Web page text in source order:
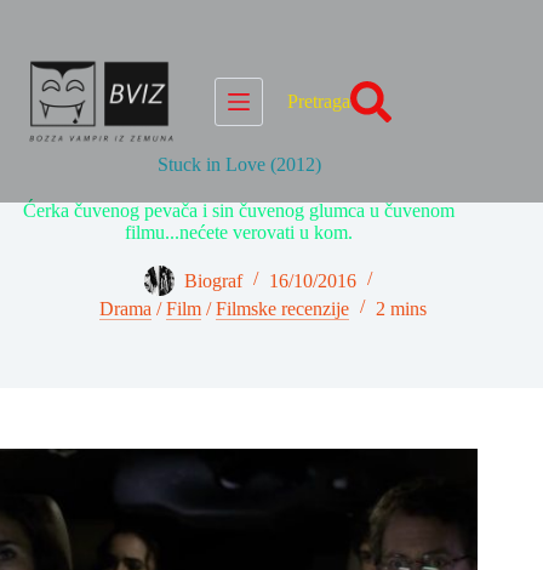
Pretraga
Stuck in Love (2012)
Ćerka čuvenog pevača i sin čuvenog glumca u čuvenom
filmu...nećete verovati u kom.
Biograf
16/10/2016
Drama /Film /Filmske recenzije 2 mins